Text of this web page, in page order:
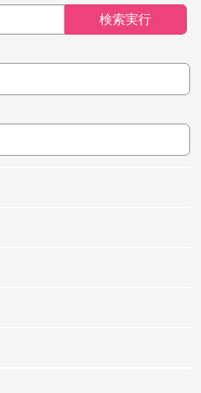
検索実行